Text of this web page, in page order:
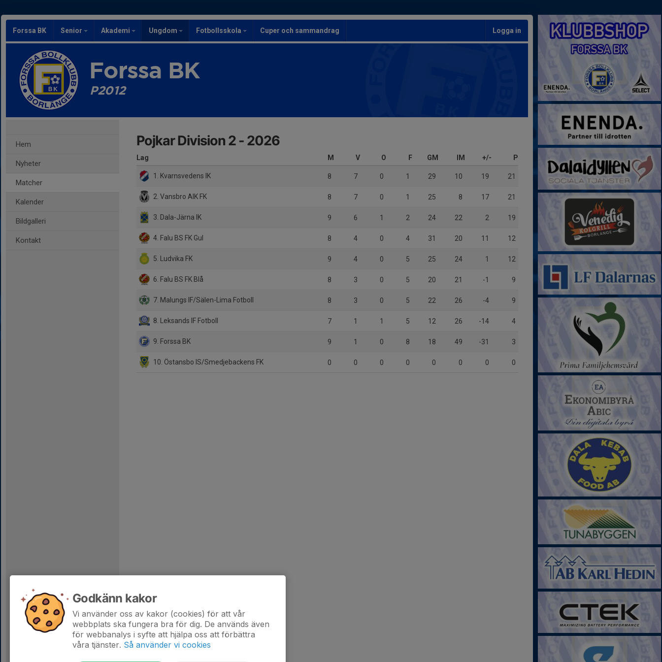
Forssa BK Senior Akademi Ungdom Fotbollsskola Cuper och sammandrag Logga in
Forssa BK
P2012
Hem
Nyheter
Matcher
Kalender
Bildgalleri
Kontakt
Pojkar Division 2 - 2026
Lag M V O F GM IM +/- P
1. Kvarnsvedens IK 8 7 0 1 29 10 19 21
2. Vansbro AIK FK 8 7 0 1 25 8 17 21
3. Dala-Järna IK 9 6 1 2 24 22 2 19
4. Falu BS FK Gul 8 4 0 4 31 20 11 12
5. Ludvika FK 9 4 0 5 25 24 1 12
6. Falu BS FK Blå 8 3 0 5 20 21 -1 9
7. Malungs IF/Sälen-Lima Fotboll 8 3 0 5 22 26 -4 9
8. Leksands IF Fotboll 7 1 1 5 12 26 -14 4
9. Forssa BK 9 1 0 8 18 49 -31 3
10. Östansbo IS/Smedjebackens FK 0 0 0 0 0 0 0 0
Godkänn kakor
Vi använder oss av kakor (cookies) för att vår
webbplats ska fungera bra för dig. De används även
för webbanalys i syfte att hjälpa oss att förbättra
våra tjänster. Så använder vi cookies